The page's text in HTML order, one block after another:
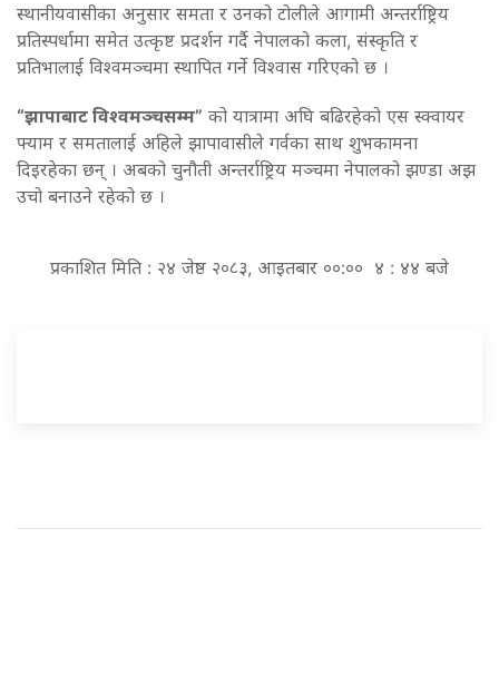
स्थानीयवासीका अनुसार समता र उनको टोलीले आगामी अन्तर्राष्ट्रिय
प्रतिस्पर्धामा समेत उत्कृष्ट प्रदर्शन गर्दै नेपालको कला, संस्कृति र
प्रतिभालाई विश्वमञ्चमा स्थापित गर्ने विश्वास गरिएको छ ।
“झापाबाट विश्वमञ्चसम्म” को यात्रामा अघि बढिरहेको एस स्क्वायर
फ्याम र समतालाई अहिले झापावासीले गर्वका साथ शुभकामना
दिइरहेका छन् । अबको चुनौती अन्तर्राष्ट्रिय मञ्चमा नेपालको झण्डा अझ
उचो बनाउने रहेको छ ।
प्रकाशित मिति : २४ जेष्ठ २०८३, आइतबार ००:०० ४ : ४४ बजे